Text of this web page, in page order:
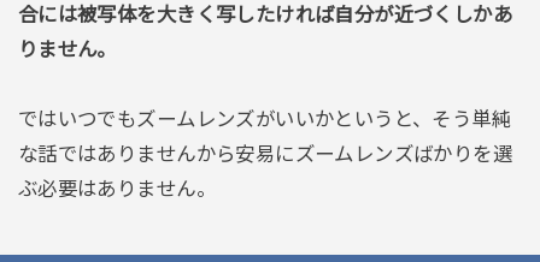
合には被写体を大きく写したければ自分が近づくしかあ
りません。
ではいつでもズームレンズがいいかというと、そう単純
な話ではありませんから安易にズームレンズばかりを選
ぶ必要はありません。